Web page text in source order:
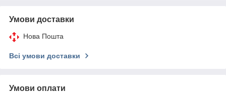
Умови доставки
Нова Пошта
Всі умови доставки
Умови оплати